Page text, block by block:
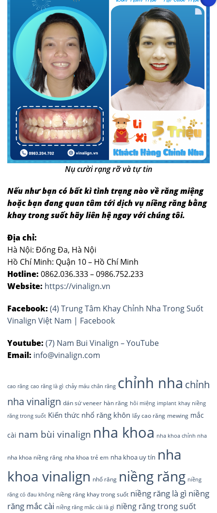
Nụ cười rạng rỡ và tự tin
Nếu như bạn có bất kì tình trạng nào về răng miệng
hoặc bạn đang quan tâm tới dịch vụ niềng răng bằng
khay trong suốt hãy liên hệ ngay với chúng tôi.
Địa chỉ:
Hà Nội: Đống Đa, Hà Nội
Hồ Chí Minh: Quận 10 – Hồ Chí Minh
Hotline: 0862.036.333 – 0986.752.233
Website: https://vinalign.vn
Facebook: (4) Trung Tâm Khay Chỉnh Nha Trong Suốt
Vinalign Việt Nam | Facebook
Youtube: (7) Nam Bui Vinalign – YouTube
Email: info@vinalign.com
cao răng cao răng là gì chảy máu chân răng chỉnh nha chỉnh
nha vinalign dán sứ veneer hàn răng hôi miệng implant khay niềng
răng trong suốt Kiến thức nhổ răng khôn lấy cao răng mewing mắc
cài nam bùi vinalign nha khoa nha khoa chỉnh nha
nha khoa niềng răng nha khoa trẻ em nha khoa uy tín nha
khoa vinalign nhổ răng niềng răng niềng
răng có đau không niềng răng khay trong suốt niềng răng là gì niềng
răng mắc cài niềng răng mắc cài là gì niềng răng trong suốt